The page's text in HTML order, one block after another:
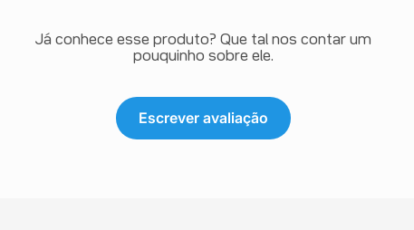
Já conhece esse produto? Que tal nos contar um
pouquinho sobre ele.
Escrever avaliação